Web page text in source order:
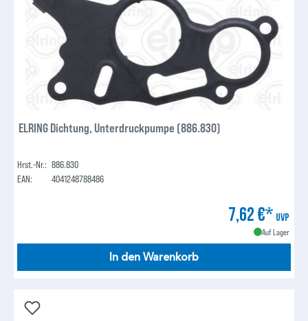
ELRING Dichtung, Unterdruckpumpe (886.830)
Hrst.-Nr.: 886.830
EAN:
4041248788486
7,62 €* UVP
Auf Lager
In den Warenkorb